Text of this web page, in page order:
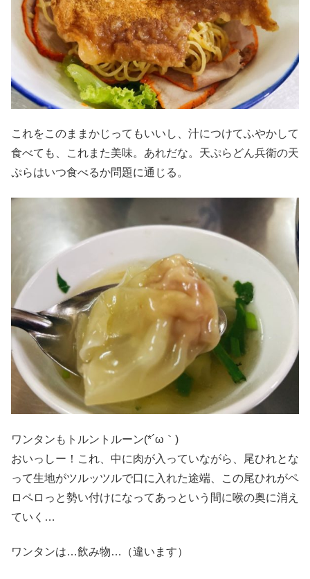
これをこのままかじってもいいし、汁につけてふやかして
食べても、これまた美味。あれだな。天ぷらどん兵衛の天
ぷらはいつ食べるか問題に通じる。
ワンタンもトルントルーン(*´ω｀)
おいっしー！これ、中に肉が入っていながら、尾ひれとな
って生地がツルッツルで口に入れた途端、この尾ひれがペ
ロペロっと勢い付けになってあっという間に喉の奥に消え
ていく…
ワンタンは…飲み物…（違います）